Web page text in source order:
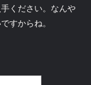
ください。なんや
すからね。